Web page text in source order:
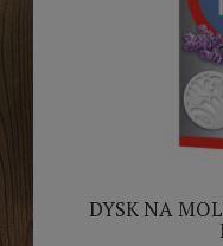
DYSK NA